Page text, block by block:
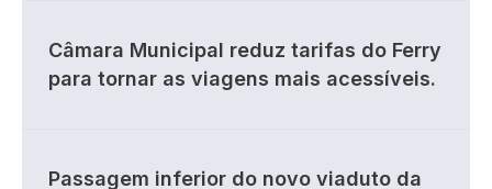
Câmara Municipal reduz tarifas do Ferry
para tornar as viagens mais acessíveis.
Passagem inferior do novo viaduto da